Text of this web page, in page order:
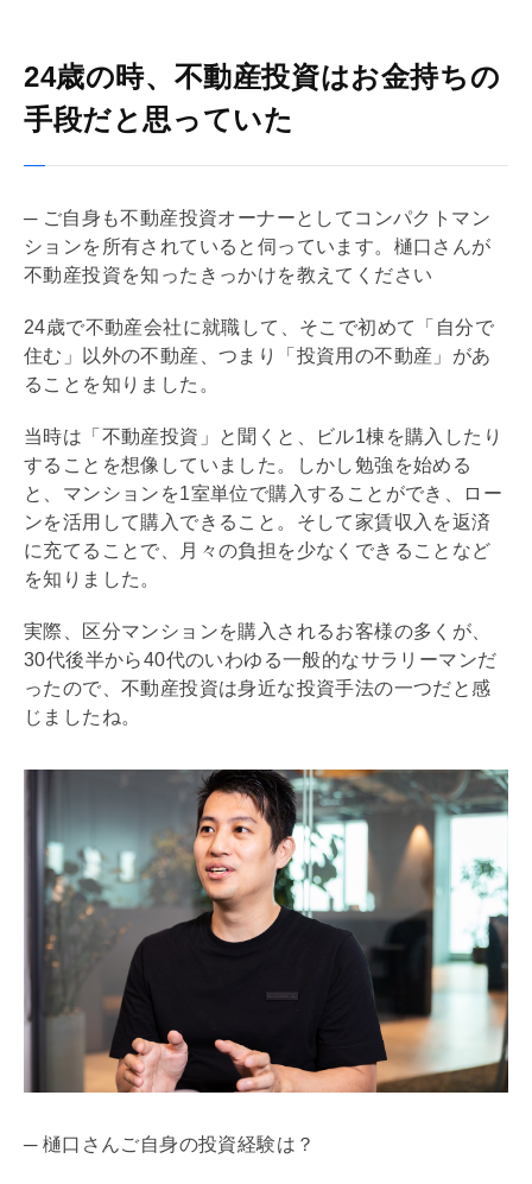
24歳の時、不動産投資はお金持ちの
手段だと思っていた
─ ご自身も不動産投資オーナーとしてコンパクトマン
ションを所有されていると伺っています。樋口さんが
不動産投資を知ったきっかけを教えてください
24歳で不動産会社に就職して、そこで初めて「自分で
住む」以外の不動産、つまり「投資用の不動産」があ
ることを知りました。
当時は「不動産投資」と聞くと、ビル1棟を購入したり
することを想像していました。しかし勉強を始める
と、マンションを1室単位で購入することができ、ロー
ンを活用して購入できること。そして家賃収入を返済
に充てることで、月々の負担を少なくできることなど
を知りました。
実際、区分マンションを購入されるお客様の多くが、
30代後半から40代のいわゆる一般的なサラリーマンだ
ったので、不動産投資は身近な投資手法の一つだと感
じましたね。
─ 樋口さんご自身の投資経験は？